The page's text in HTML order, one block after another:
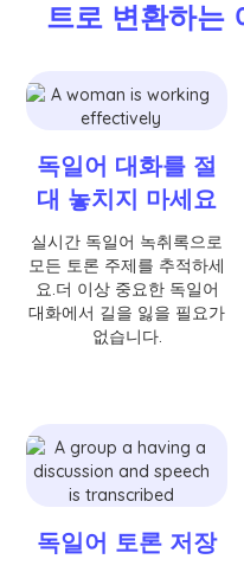
트로 변환하는
독일어 대화를 절
대 놓치지 마세요
실시간 독일어 녹취록으로
모든 토론 주제를 추적하세
요.더 이상 중요한 독일어
대화에서 길을 잃을 필요가
없습니다.
독일어 토론 저장